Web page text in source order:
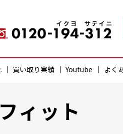
買い取り実績 Youtube よく
ィット